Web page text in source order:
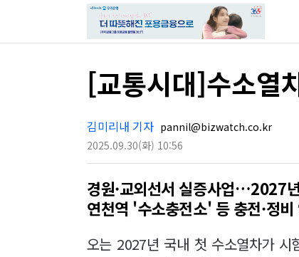
[교통시대]수소열
김미리내 기자 pannil@bizwatch.co.kr
2025.09.30(화) 10:56
경원·교외선서 실증사업…2027
연천역 '수소충전소' 등 충전·정
오는 2027년 국내 첫 수소열차가 시